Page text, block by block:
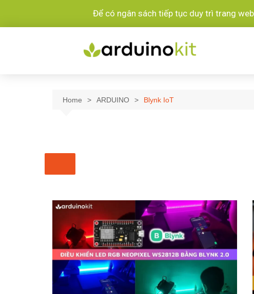
Để có ngân sách tiếp tục duy trì trang
Home ARDUINO Blynk IoT